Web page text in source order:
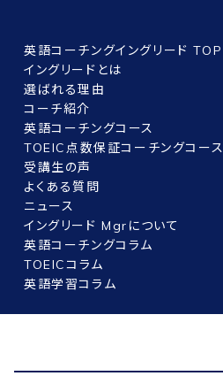
英語コーチングイングリード TOP
イングリードとは
選ばれる理由
コーチ紹介
英語コーチングコース
TOEIC点数保証コーチングコース
受講生の声
よくある質問
ニュース
イングリード Mgrについて
英語コーチングコラム
TOEICコラム
英語学習コラム